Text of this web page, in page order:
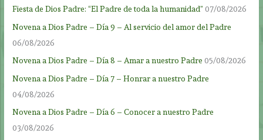
Fiesta de Dios Padre: “El Padre de toda la humanidad” 07/08/2026
Novena a Dios Padre – Día 9 – Al servicio del amor del Padre
06/08/2026
Novena a Dios Padre – Día 8 – Amar a nuestro Padre 05/08/2026
Novena a Dios Padre – Día 7 – Honrar a nuestro Padre
04/08/2026
Novena a Dios Padre – Día 6 – Conocer a nuestro Padre
03/08/2026